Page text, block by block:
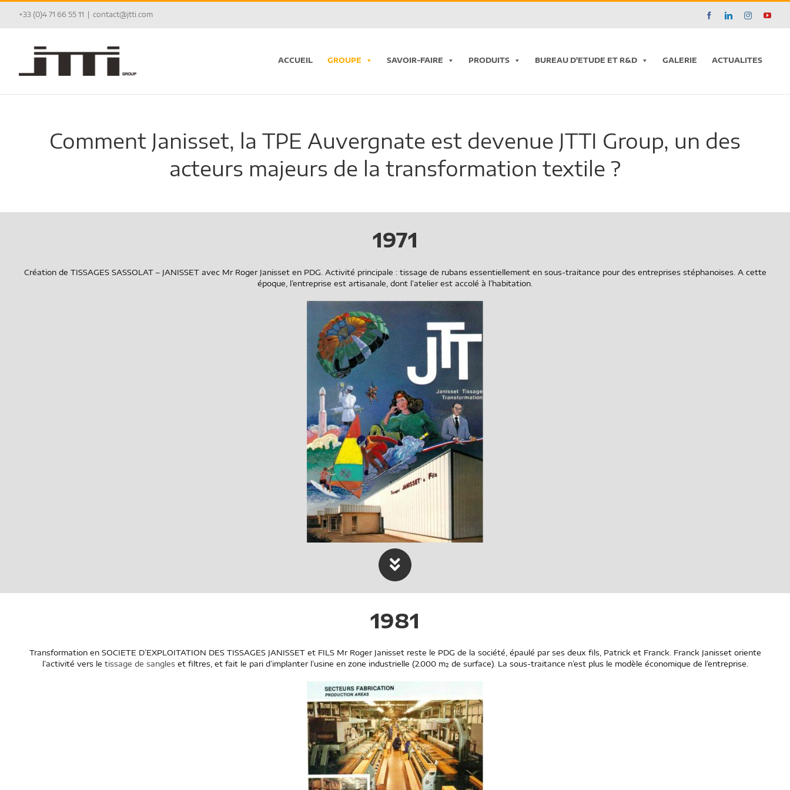
Passer
contenu
+33 (0)4 71 66 55 11 contact@jtti.com FacebookLinkedInInstagram
ACCUEIL GROUPE SAVOIR-FAIRE PRODUITS BUREAU D'ETUDE ET R&D GALERIE ACTUALITES
Comment Janisset, la TPE Auvergnate est devenue JTTI Group, un des
acteurs majeurs de la transformation textile ?
1971
Création de TISSAGES SASSOLAT – JANISSET avec Mr Roger Janisset en PDG. Activité principale : tissage de rubans essentiellement en sous-traitance pour des entreprises stéphanoises. A cette
époque, l’entreprise est artisanale, dont l’atelier est accolé à l’habitation.
1981
Transformation en SOCIETE D’EXPLOITATION DES TISSAGES JANISSET et FILS Mr Roger Janisset reste le PDG de la société, épaulé par ses deux fils, Patrick et Franck. Franck Janisset oriente
l’activité vers le tissage de sangleset filtres, et fait le pari d’implanter l’usine en zone industrielle (2.000 m² de surface). La sous-traitance n’est plus le modèle économique de l’entreprise.